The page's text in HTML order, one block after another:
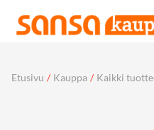
Etusivu / Kauppa / Kaikki